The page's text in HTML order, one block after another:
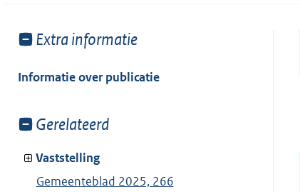
Toon
van:
Extra informatie
Informatie over publicatie
Toon
van:
Gerelateerd
Vaststelling
Gemeenteblad 2025, 266